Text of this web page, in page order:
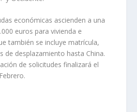
económicas ascienden a una
euros para vivienda e
también se incluye matrícula,
de desplazamiento hasta China.
de solicitudes finalizará el